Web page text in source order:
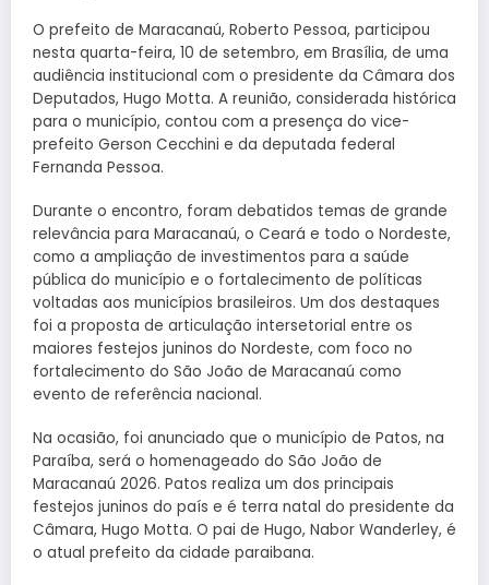
O prefeito de Maracanaú, Roberto Pessoa, participou
nesta quarta-feira, 10 de setembro, em Brasília, de uma
audiência institucional com o presidente da Câmara dos
Deputados, Hugo Motta. A reunião, considerada histórica
para o município, contou com a presença do vice-
prefeito Gerson Cecchini e da deputada federal
Fernanda Pessoa.
Durante o encontro, foram debatidos temas de grande
relevância para Maracanaú, o Ceará e todo o Nordeste,
como a ampliação de investimentos para a saúde
pública do município e o fortalecimento de políticas
voltadas aos municípios brasileiros. Um dos destaques
foi a proposta de articulação intersetorial entre os
maiores festejos juninos do Nordeste, com foco no
fortalecimento do São João de Maracanaú como
evento de referência nacional.
Na ocasião, foi anunciado que o município de Patos, na
Paraíba, será o homenageado do São João de
Maracanaú 2026. Patos realiza um dos principais
festejos juninos do país e é terra natal do presidente da
Câmara, Hugo Motta. O pai de Hugo, Nabor Wanderley, é
o atual prefeito da cidade paraibana.